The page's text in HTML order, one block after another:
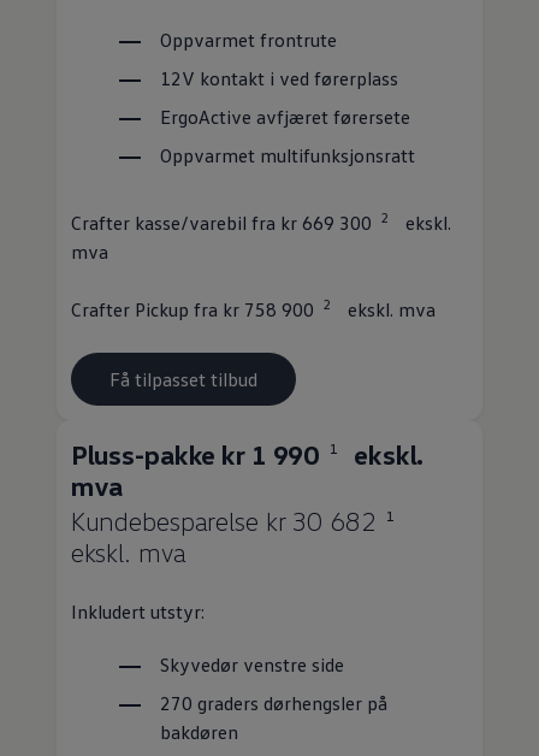
Oppvarmet frontrute
12V kontakt i ved førerplass
ErgoActive avfjæret førersete
Oppvarmet multifunksjonsratt
Crafterkasse/varebil fra kr 669 300 2
ekskl.
mva
CrafterPickup fra kr 758 900 2 ekskl. mva
Få tilpasset tilbud
Pluss-pakke kr 1 990 1
ekskl.
mva
Kundebesparelse kr 30 682
1
ekskl. mva
Inkludert utstyr:
Skyvedør venstre side
270 graders dørhengsler på
bakdøren